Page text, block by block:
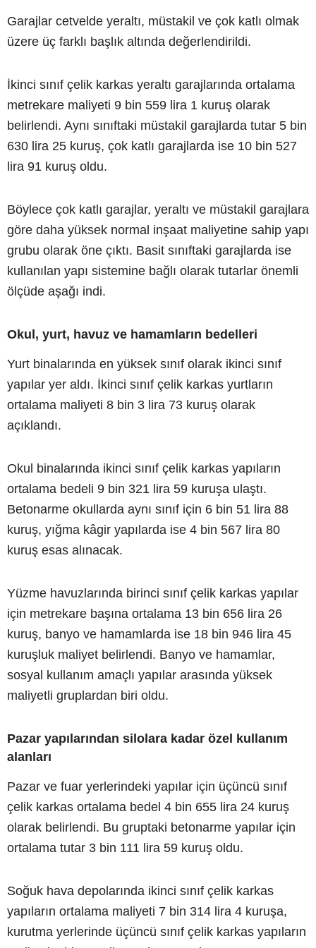
Garajlar cetvelde yeraltı, müstakil ve çok katlı olmak
üzere üç farklı başlık altında değerlendirildi.
İkinci sınıf çelik karkas yeraltı garajlarında ortalama
metrekare maliyeti 9 bin 559 lira 1 kuruş olarak
belirlendi. Aynı sınıftaki müstakil garajlarda tutar 5 bin
630 lira 25 kuruş, çok katlı garajlarda ise 10 bin 527
lira 91 kuruş oldu.
Böylece çok katlı garajlar, yeraltı ve müstakil garajlara
göre daha yüksek normal inşaat maliyetine sahip yapı
grubu olarak öne çıktı. Basit sınıftaki garajlarda ise
kullanılan yapı sistemine bağlı olarak tutarlar önemli
ölçüde aşağı indi.
Okul, yurt, havuz ve hamamların bedelleri
Yurt binalarında en yüksek sınıf olarak ikinci sınıf
yapılar yer aldı. İkinci sınıf çelik karkas yurtların
ortalama maliyeti 8 bin 3 lira 73 kuruş olarak
açıklandı.
Okul binalarında ikinci sınıf çelik karkas yapıların
ortalama bedeli 9 bin 321 lira 59 kuruşa ulaştı.
Betonarme okullarda aynı sınıf için 6 bin 51 lira 88
kuruş, yığma kâgir yapılarda ise 4 bin 567 lira 80
kuruş esas alınacak.
Yüzme havuzlarında birinci sınıf çelik karkas yapılar
için metrekare başına ortalama 13 bin 656 lira 26
kuruş, banyo ve hamamlarda ise 18 bin 946 lira 45
kuruşluk maliyet belirlendi. Banyo ve hamamlar,
sosyal kullanım amaçlı yapılar arasında yüksek
maliyetli gruplardan biri oldu.
Pazar yapılarından silolara kadar özel kullanım
alanları
Pazar ve fuar yerlerindeki yapılar için üçüncü sınıf
çelik karkas ortalama bedel 4 bin 655 lira 24 kuruş
olarak belirlendi. Bu gruptaki betonarme yapılar için
ortalama tutar 3 bin 111 lira 59 kuruş oldu.
Soğuk hava depolarında ikinci sınıf çelik karkas
yapıların ortalama maliyeti 7 bin 314 lira 4 kuruşa,
kurutma yerlerinde üçüncü sınıf çelik karkas yapıların